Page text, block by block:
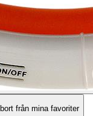
från mina favoriter